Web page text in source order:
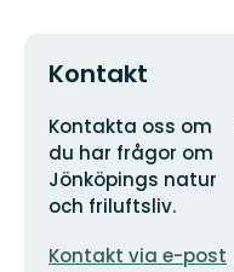
Kontakt
Adress
Kontakta oss om
du har frågor om
Jönköpings natur
och friluftsliv.
postadress
Kontakt via e-post